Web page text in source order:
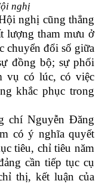
nghị
nghị cũng thẳng
lượng tham mưu ở
chuyển đổi số giữa
đồng bộ; sự phối
vụ có lúc, có việc
khắc phục trong
chí Nguyễn Đăng
có ý nghĩa quyết
tiêu, chỉ tiêu năm
cần tiếp tục cụ
thị, kết luận của